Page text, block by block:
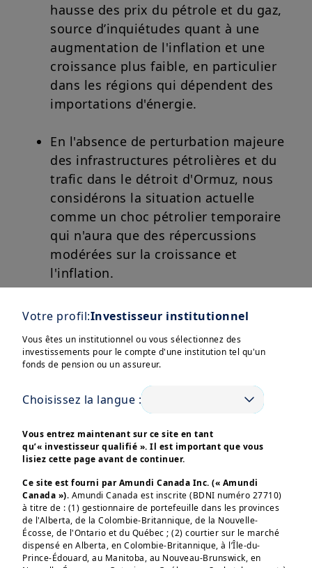
hausse des prix du pétrole et du gaz,
source d’inquiétudes quant à une
augmentation de l'inflation et une
croissance plus faible, en particulier
dans les régions qui dépendent des
importations d'énergie.
En l'absence de perturbation majeure
des infrastructures pétrolières et du
trafic dans le détroit d'Ormuz, nous
considérons la situation actuelle
comme un choc pétrolier temporaire
qui n'aura que des répercussions
modérées sur la croissance et
l'inflation.
Au-delà des ajustements ponctuels,
à long terme, de se concentrer sur
les fondamentaux de sa stratégie
d’investissement.
Votre profil:Investisseur institutionnel
Vous êtes un institutionnel ou vous sélectionnez des
investissements pour le compte d'une institution tel qu'un
fonds de pension ou un assureur.
Choisissez la langue :
Vous entrez maintenant sur ce site en tant
qu’« investisseur qualifié ». Il est important que vous
lisiez cette page avant de continuer.
Ce site est fourni par Amundi Canada Inc. (« Amundi
Canada »). Amundi Canada est inscrite (BDNI numéro 27710)
à titre de : (1) gestionnaire de portefeuille dans les provinces
de l'Alberta, de la Colombie-Britannique, de la Nouvelle-
Écosse, de l'Ontario et du Québec ; (2) courtier sur le marché
dispensé en Alberta, en Colombie-Britannique, à l’Île-du-
Prince-Édouard, au Manitoba, au Nouveau-Brunswick, en
investisseurs “Professionnels” au sens de la Directive
2004/39/CE du 21 avril 2004 « MIF »  et des articles 314-4
et suivants du Règlement Général de l’AMF. Elles ne
s’adressent pas au grand public ou aux particuliers non-
professionnels au sens de toute règlementation locale, ni
aux “US Persons”, telle que cette expression est définie
par la «Regulation S» de la Securities and Exchange
Commission en vertu du U.S. Securities Act de 1933.